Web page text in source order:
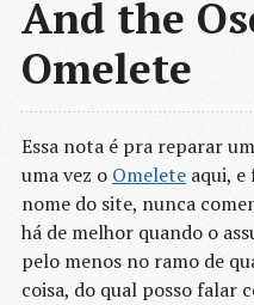
And the
Omelete
Essa nota é pra reparar
uma vez o Omelete aqui,
nome do site, nunca
há de melhor quando o
pelo menos no ramo de
coisa, do qual posso falar